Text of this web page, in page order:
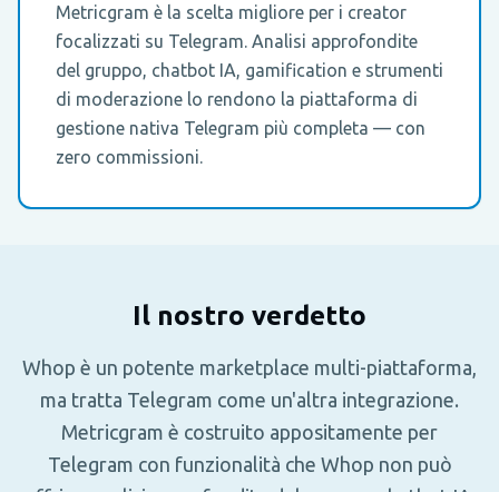
Metricgram è la scelta migliore per i creator
focalizzati su Telegram. Analisi approfondite
del gruppo, chatbot IA, gamification e strumenti
di moderazione lo rendono la piattaforma di
gestione nativa Telegram più completa — con
zero commissioni.
Il nostro verdetto
Whop è un potente marketplace multi-piattaforma,
ma tratta Telegram come un'altra integrazione.
Metricgram è costruito appositamente per
Telegram con funzionalità che Whop non può